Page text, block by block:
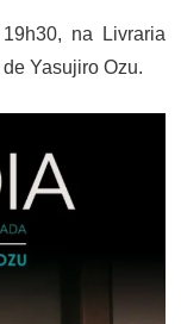
na Livraria
Yasujiro Ozu.